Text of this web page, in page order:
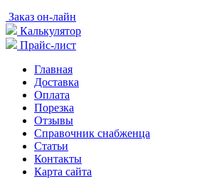
Заказ он-лайн
Калькулятор
Прайс-лист
Главная
Доставка
Оплата
Порезка
Отзывы
Справочник снабженца
Статьи
Контакты
Карта сайта